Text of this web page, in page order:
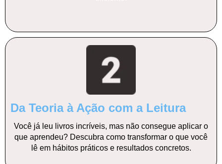
Da Teoria à Ação com a Leitura
Você já leu livros incríveis, mas não consegue aplicar o
que aprendeu? Descubra como transformar o que você
lê em hábitos práticos e resultados concretos.